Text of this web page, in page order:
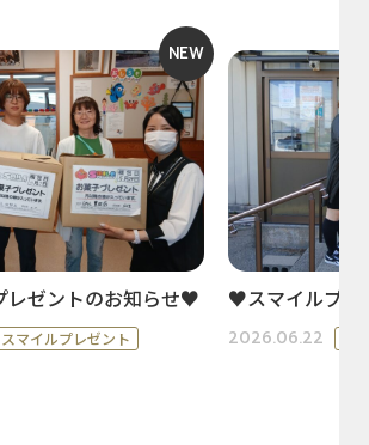
NEW
ゼントのお知らせ♥
スマイルプレゼント
♥スマイルプ
2026.06.22